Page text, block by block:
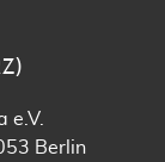
e.V.
Berlin